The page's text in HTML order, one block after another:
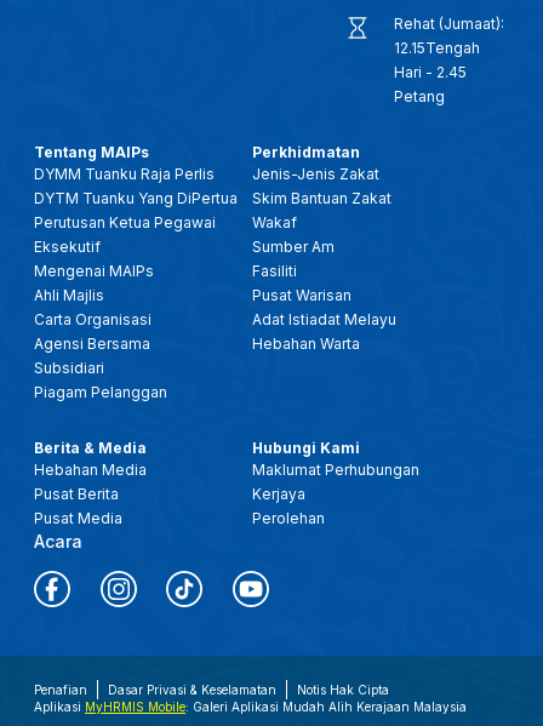
Rehat (Jumaat):
12.15Tengah
Hari - 2.45
Petang
Tentang MAIPs
DYMM Tuanku Raja Perlis
DYTM Tuanku Yang DiPertua
Perutusan Ketua Pegawai
Eksekutif
Mengenai MAIPs
Ahli Majlis
Carta Organisasi
Agensi Bersama
Subsidiari
Piagam Pelanggan
Perkhidmatan
Jenis-Jenis Zakat
Skim Bantuan Zakat
Wakaf
Sumber Am
Fasiliti
Pusat Warisan
Adat Istiadat Melayu
Hebahan Warta
Berita & Media
Hebahan Media
Pusat Berita
Pusat Media
Acara
Hubungi Kami
Maklumat Perhubungan
Kerjaya
Perolehan
Penafian Dasar Privasi & Keselamatan
Notis Hak Cipta
Aplikasi MyHRMIS Mobile: Galeri Aplikasi Mudah Alih Kerajaan Malaysia